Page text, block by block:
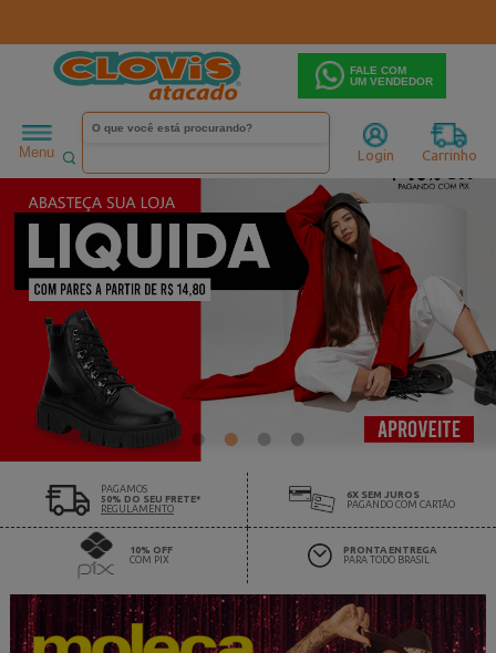
FALE COM
UM VENDEDOR
Menu Login Carrinho
PAGAMOS
50% DO SEU FRETE*
REGULAMENTO
10% OFF
COM PIX
6X SEM JUROS
PAGANDO COM CARTÃO
PRONTA ENTREGA
PARA TODO BRASIL